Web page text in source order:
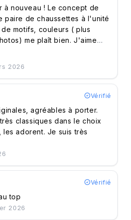
à nouveau ! Le concept de
paire de chaussettes à l'unité
motifs, couleurs ( plus
me plaît bien. J'aime
les "collections" des
et la qualité est au
rapidement la commande et
me confortent dans l'idée
achats chez QUANAILLES.
2026
Vérifié
agréables à porter.
classiques dans le choix
Vérifié
top
2026